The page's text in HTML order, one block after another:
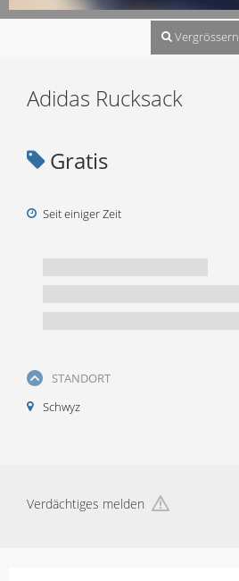
Vergrössern
Adidas Rucksack
Gratis
Seit einiger Zeit
STANDORT
Schwyz
Verdächtiges melden